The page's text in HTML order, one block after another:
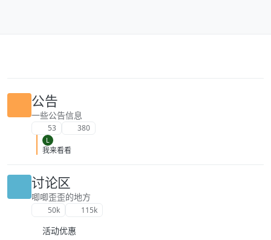
公告
一些公告信息
53 380
L
我来看看
讨论区
唧唧歪歪的地方
50k 115k
活动优惠